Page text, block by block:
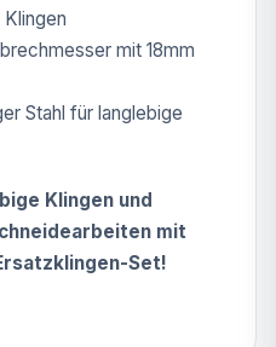
Klingen
mit 18mm
Stahl für langlebige
Klingen und
mit
Set!